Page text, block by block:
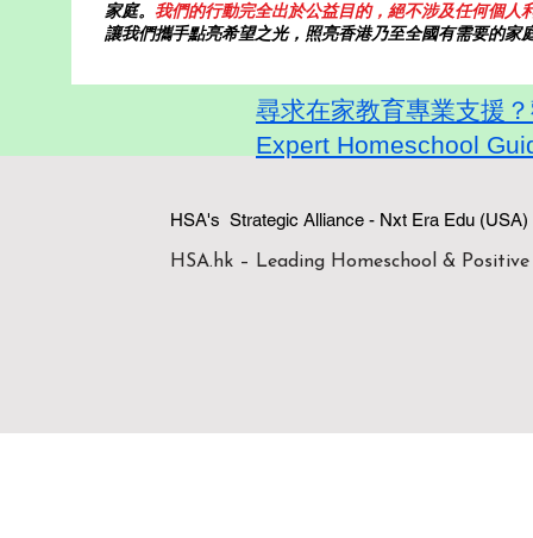
家庭。 我們的行動完全出於公益目的，絕不涉及任何個人
讓我們攜手點亮希望之光，照亮香港乃至全國有需要的家
尋求在家教育專業支援
Expert Homeschool
HSA's Strategic Alliance - Nxt Era Edu
HSA.hk – Leading Homeschool &